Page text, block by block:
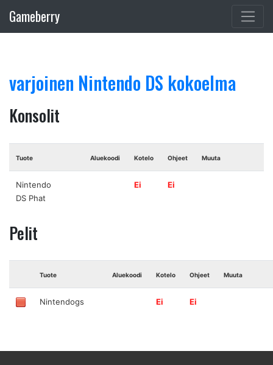
Gameberry
varjoinen Nintendo DS kokoelma
Konsolit
Tuote Aluekoodi Kotelo Ohjeet Muuta
Nintendo
DS Phat
Ei Ei
Pelit
Tuote Aluekoodi Kotelo Ohjeet Muuta
Nintendogs Ei Ei